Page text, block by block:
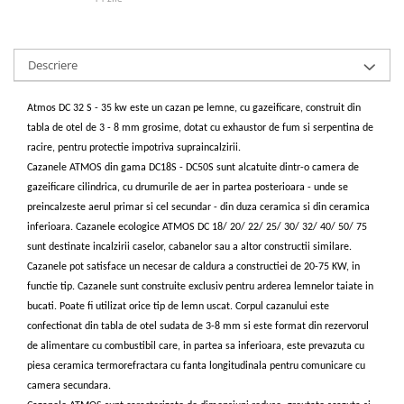
Boilere si Puffere
Boilere electrice
Boilere termoelectrice
Accesorii Boilere Tesy
Puffere/Stocatoare de caldura
Puffer fara serpentina
Puffer 1 serpentina
Puffer 2 serpentine
Puffer cu serpentina pentru A.C.M.
Puffer pentru pompe de caldura
Aer conditionat
Dezumidificatoare
Aparate de Aer conditionat 9000
Descriere
Atmos DC 32 S - 35 kw este un cazan pe lemne, cu gazeificare, construit din
tabla de otel de 3 - 8 mm grosime, dotat cu exhaustor de fum si serpentina de
racire, pentru protectie impotriva supraincalzirii.
Cazanele ATMOS din gama DC18S - DC50S sunt alcatuite dintr-o camera de
gazeificare cilindrica, cu drumurile de aer in partea posterioara - unde se
preincalzeste aerul primar si cel secundar - din duza ceramica si din ceramica
inferioara. Cazanele ecologice ATMOS DC 18/ 20/ 22/ 25/ 30/ 32/ 40/ 50/ 75
sunt destinate incalzirii caselor, cabanelor sau a altor constructii similare.
Cazanele pot satisface un necesar de caldura a constructiei de 20-75 KW, in
functie tip. Cazanele sunt construite exclusiv pentru arderea lemnelor taiate in
bucati. Poate fi utilizat orice tip de lemn uscat. Corpul cazanului este
confectionat din tabla de otel sudata de 3-8 mm si este format din rezervorul
de alimentare cu combustibil care, in partea sa inferioara, este prevazuta cu
piesa ceramica termorefractara cu fanta longitudinala pentru comunicare cu
camera secundara.